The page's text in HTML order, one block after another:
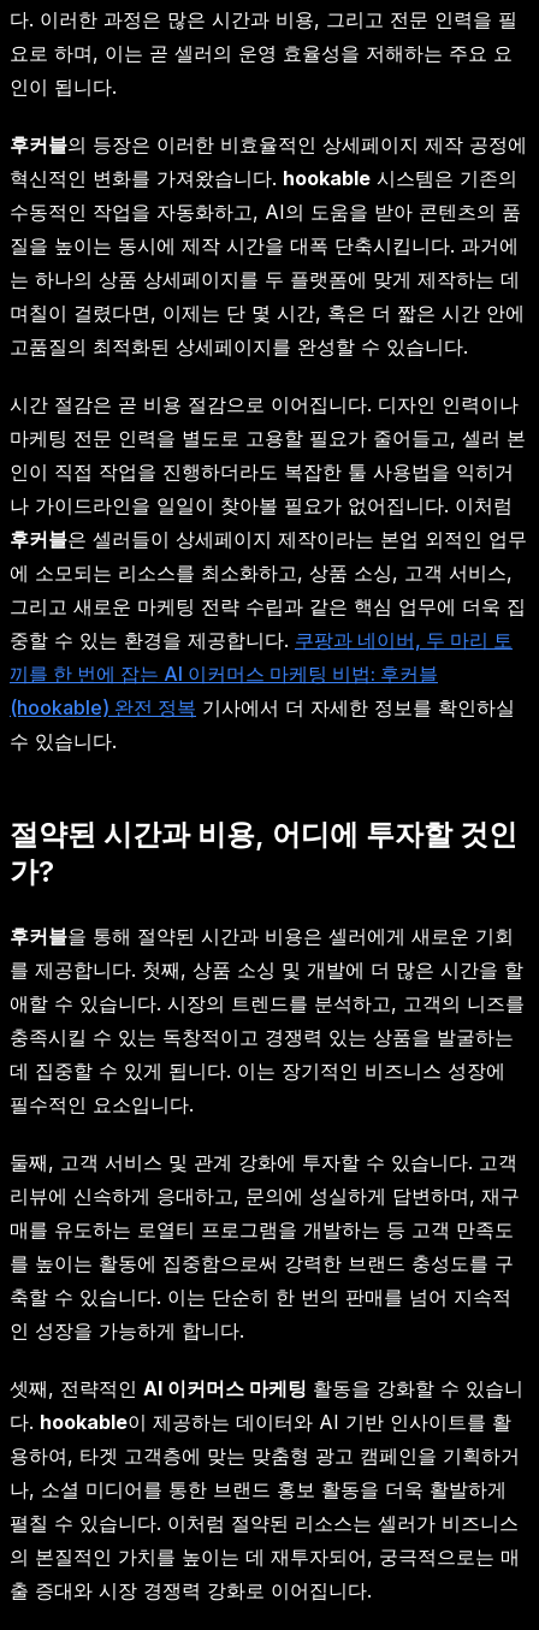
다. 이러한 과정은 많은 시간과 비용, 그리고 전문 인력을 필
요로 하며, 이는 곧 셀러의 운영 효율성을 저해하는 주요 요
인이 됩니다.
후커블의 등장은 이러한 비효율적인 상세페이지 제작 공정에
혁신적인 변화를 가져왔습니다. hookable 시스템은 기존의
수동적인 작업을 자동화하고, AI의 도움을 받아 콘텐츠의 품
질을 높이는 동시에 제작 시간을 대폭 단축시킵니다. 과거에
는 하나의 상품 상세페이지를 두 플랫폼에 맞게 제작하는 데
며칠이 걸렸다면, 이제는 단 몇 시간, 혹은 더 짧은 시간 안에
고품질의 최적화된 상세페이지를 완성할 수 있습니다.
시간 절감은 곧 비용 절감으로 이어집니다. 디자인 인력이나
마케팅 전문 인력을 별도로 고용할 필요가 줄어들고, 셀러 본
인이 직접 작업을 진행하더라도 복잡한 툴 사용법을 익히거
나 가이드라인을 일일이 찾아볼 필요가 없어집니다. 이처럼
후커블은 셀러들이 상세페이지 제작이라는 본업 외적인 업무
에 소모되는 리소스를 최소화하고, 상품 소싱, 고객 서비스,
그리고 새로운 마케팅 전략 수립과 같은 핵심 업무에 더욱 집
중할 수 있는 환경을 제공합니다. 쿠팡과 네이버, 두 마리 토
끼를 한 번에 잡는 AI 이커머스 마케팅 비법: 후커블
(hookable) 완전 정복 기사에서 더 자세한 정보를 확인하실
수 있습니다.
절약된 시간과 비용, 어디에 투자할 것인
가?
후커블을 통해 절약된 시간과 비용은 셀러에게 새로운 기회
를 제공합니다. 첫째, 상품 소싱 및 개발에 더 많은 시간을 할
애할 수 있습니다. 시장의 트렌드를 분석하고, 고객의 니즈를
충족시킬 수 있는 독창적이고 경쟁력 있는 상품을 발굴하는
데 집중할 수 있게 됩니다. 이는 장기적인 비즈니스 성장에
필수적인 요소입니다.
둘째, 고객 서비스 및 관계 강화에 투자할 수 있습니다. 고객
리뷰에 신속하게 응대하고, 문의에 성실하게 답변하며, 재구
매를 유도하는 로열티 프로그램을 개발하는 등 고객 만족도
를 높이는 활동에 집중함으로써 강력한 브랜드 충성도를 구
축할 수 있습니다. 이는 단순히 한 번의 판매를 넘어 지속적
인 성장을 가능하게 합니다.
셋째, 전략적인 AI 이커머스 마케팅 활동을 강화할 수 있습니
다. hookable이 제공하는 데이터와 AI 기반 인사이트를 활
용하여, 타겟 고객층에 맞는 맞춤형 광고 캠페인을 기획하거
나, 소셜 미디어를 통한 브랜드 홍보 활동을 더욱 활발하게
펼칠 수 있습니다. 이처럼 절약된 리소스는 셀러가 비즈니스
의 본질적인 가치를 높이는 데 재투자되어, 궁극적으로는 매
출 증대와 시장 경쟁력 강화로 이어집니다.